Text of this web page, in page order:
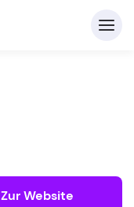
Zur Website